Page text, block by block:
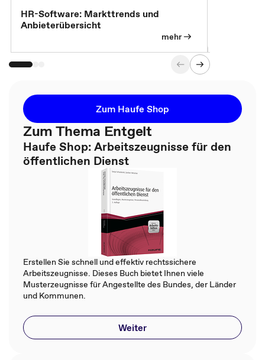
HR-Software: Markttrends und
Anbieterübersicht
mehr
Zum Haufe Shop
Zum Thema Entgelt
Haufe Shop: Arbeitszeugnisse für den
öffentlichen Dienst
Erstellen Sie schnell und effektiv rechtssichere
Arbeitszeugnisse. Dieses Buch bietet Ihnen viele
Musterzeugnisse für Angestellte des Bundes, der Länder
und Kommunen.
Weiter